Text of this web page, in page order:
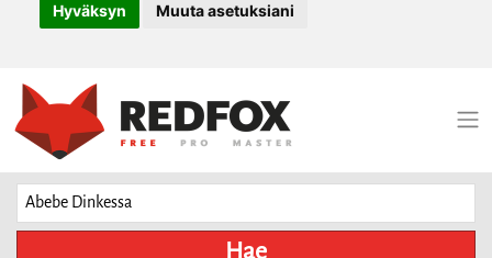
Hyväksyn Muuta asetuksiani
Hae